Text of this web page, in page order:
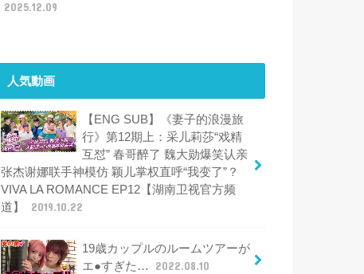
2025.12.09
人気動画
【ENG SUB】《妻子的浪漫旅
行》第12期上：采儿莉莎“戏精
互怼” 春哥醉了 魏大勋爆笑认亲
张杰谢娜联手神模仿 颖儿掌权直呼“我变了”？
VIVA LA ROMANCE EP12【湖南卫视官方频
道】
2019.10.22
19歳カップルのルームツアーが
エ●すぎた…
2022.08.10